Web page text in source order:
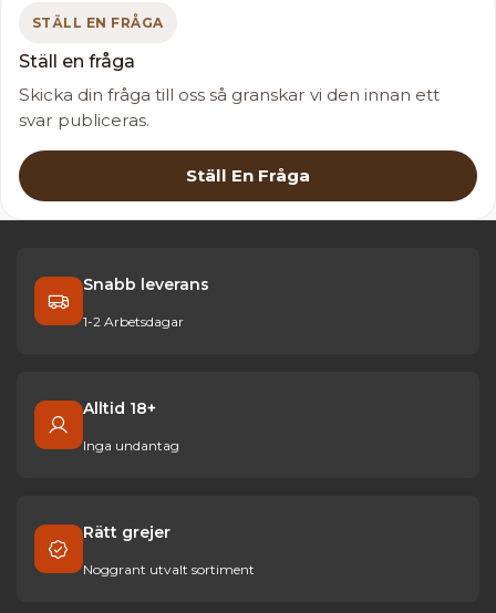
STÄLL EN FRÅGA
Ställ en fråga
Skicka din fråga till oss så granskar vi den innan ett
svar publiceras.
Ställ En Fråga
Snabb leverans
1-2 Arbetsdagar
Alltid 18+
Inga undantag
Rätt grejer
Noggrant utvalt sortiment